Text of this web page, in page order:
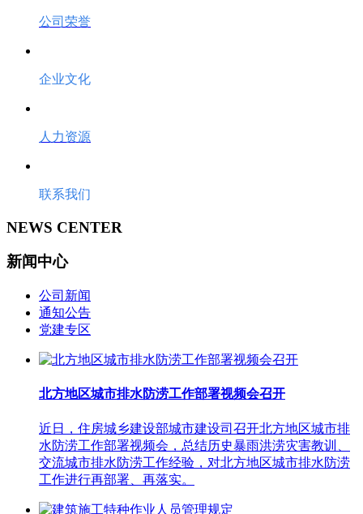
公司荣誉
企业文化
人力资源
联系我们
NEWS CENTER
新闻中心
公司新闻
通知公告
党建专区
北方地区城市排水防涝工作部署视频会召开
近日，住房城乡建设部城市建设司召开北方地区城市排
水防涝工作部署视频会，总结历史暴雨洪涝灾害教训、
交流城市排水防涝工作经验，对北方地区城市排水防涝
工作进行再部署、再落实。